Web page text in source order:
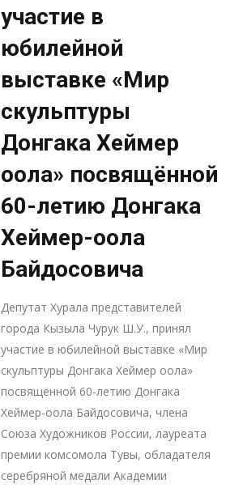
участие в
юбилейной
выставке «Мир
скульптуры
Донгака Хеймер
оола» посвящённой
60-летию Донгака
Хеймер-оола
Байдосовича
Депутат Хурала представителей
города Кызыла Чурук Ш.У., принял
участие в юбилейной выставке «Мир
скульптуры Донгака Хеймер оола»
посвящённой 60-летию Донгака
Хеймер-оола Байдосовича, члена
Союза Художников России, лауреата
премии комсомола Тувы, обладателя
серебряной медали Академии